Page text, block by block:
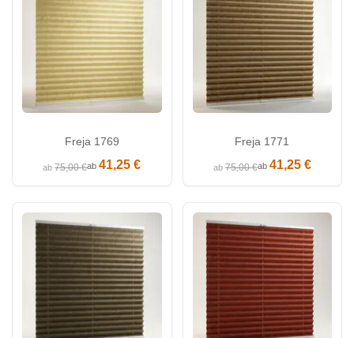
Freja 1769
ab75,00 €ab41,25 €
Freja 1771
ab75,00 €ab 41,25 €